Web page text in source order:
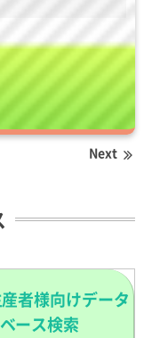
Next
者様向けデータ
ベース検索